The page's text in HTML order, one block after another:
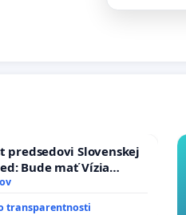
predsedovi Slovenskej
Bude mať Vízia
mravnú chrbticu?
transparentnosti